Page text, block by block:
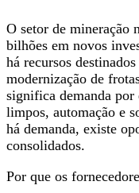
O setor de mineração
bilhões em novos
há recursos
modernização de
significa demanda por
limpos, automação e
há demanda, existe
consolidados.
Por que os